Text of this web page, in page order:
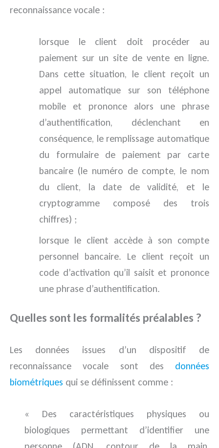
reconnaissance vocale :
lorsque le client doit procéder au
paiement sur un site de vente en ligne.
Dans cette situation, le client reçoit un
appel automatique sur son téléphone
mobile et prononce alors une phrase
d’authentification, déclenchant en
conséquence, le remplissage automatique
du formulaire de paiement par carte
bancaire (le numéro de compte, le nom
du client, la date de validité, et le
cryptogramme composé des trois
chiffres) ;
lorsque le client accède à son compte
personnel bancaire. Le client reçoit un
code d’activation qu’il saisit et prononce
une phrase d’authentification.
Quelles sont les formalités préalables ?
Les données issues d’un dispositif de
reconnaissance vocale sont des données
biométriques qui se définissent comme :
« Des caractéristiques physiques ou
biologiques permettant d’identifier une